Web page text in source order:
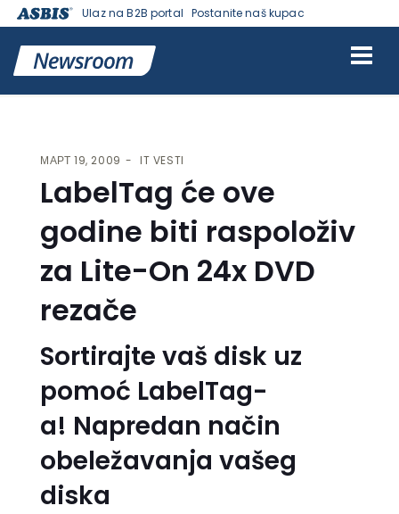
Ulaz na B2B portal Postanite naš kupac
RASPOLOŽIV ZA LITE-ON 24X DVD REZAČE
МАРТ 19, 2009 IT VESTI
LabelTag će ove
godine biti raspoloživ
za Lite-On 24x DVD
rezače
Sortirajte vaš disk uz
pomoć LabelTag-
a! Napredan način
obeležavanja vašeg
diska